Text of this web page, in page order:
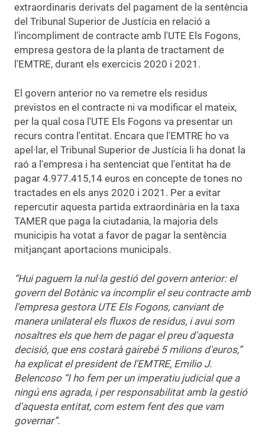
extraordinaris derivats del pagament de la sentència
del Tribunal Superior de Justícia en relació a
l'incompliment de contracte amb l'UTE Els Fogons,
empresa gestora de la planta de tractament de
l'EMTRE, durant els exercicis 2020 i 2021.
El govern anterior no va remetre els residus
previstos en el contracte ni va modificar el mateix,
per la qual cosa l'UTE Els Fogons va presentar un
recurs contra l'entitat. Encara que l'EMTRE ho va
apel·lar, el Tribunal Superior de Justícia li ha donat la
raó a l'empresa i ha sentenciat que l'entitat ha de
pagar 4.977.415,14 euros en concepte de tones no
tractades en els anys 2020 i 2021. Per a evitar
repercutir aquesta partida extraordinària en la taxa
TAMER que paga la ciutadania, la majoria dels
municipis ha votat a favor de pagar la sentència
mitjançant aportacions municipals.
“Hui paguem la nul·la gestió del govern anterior: el
govern del Botànic va incomplir el seu contracte amb
l'empresa gestora UTE Els Fogons, canviant de
manera unilateral els fluxos de residus, i avui som
nosaltres els que hem de pagar el preu d'aquesta
decisió, que ens costarà gairebé 5 milions d'euros,”
ha explicat el president de l'EMTRE, Emilio J.
Belencoso “I ho fem per un imperatiu judicial que a
ningú ens agrada, i per responsabilitat amb la gestió
d'aquesta entitat, com estem fent des que vam
governar”.